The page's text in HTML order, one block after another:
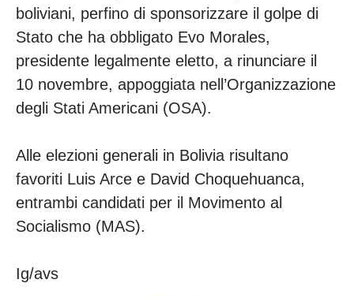
boliviani, perfino di sponsorizzare il golpe di
Stato che ha obbligato Evo Morales,
presidente legalmente eletto, a rinunciare il
10 novembre, appoggiata nell’Organizzazione
degli Stati Americani (OSA).
Alle elezioni generali in Bolivia risultano
favoriti Luis Arce e David Choquehuanca,
entrambi candidati per il Movimento al
Socialismo (MAS).
Ig/avs